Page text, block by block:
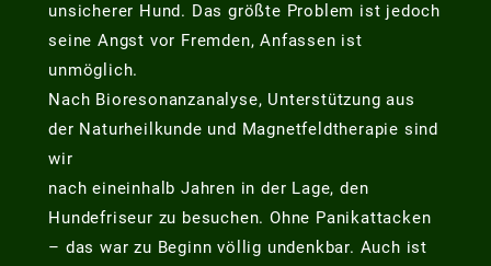
unsicherer Hund. Das größte Problem ist jedoch
seine Angst vor Fremden, Anfassen ist
unmöglich.
Nach Bioresonanzanalyse, Unterstützung aus
der Naturheilkunde und Magnetfeldtherapie sind
wir
nach eineinhalb Jahren in der Lage, den
Hundefriseur zu besuchen. Ohne Panikattacken
– das war zu Beginn völlig undenkbar. Auch ist